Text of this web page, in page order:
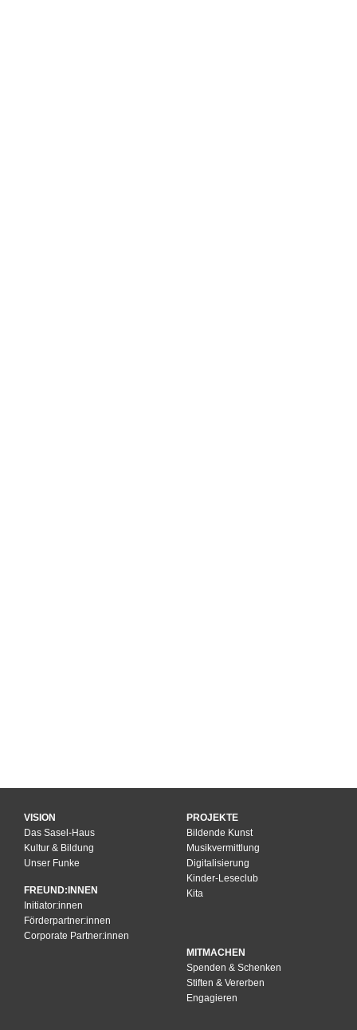
VISION
Das Sasel-Haus
Kultur & Bildung
Unser Funke
FREUND:INNEN
Initiator:innen
Förderpartner:innen
Corporate Partner:innen
PROJEKTE
Bildende Kunst
Musikvermittlung
Digitalisierung
Kinder-Leseclub
Kita
MITMACHEN
Spenden & Schenken
Stiften & Vererben
Engagieren